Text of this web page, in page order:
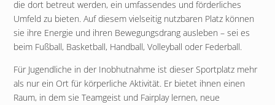
die dort betreut werden, ein umfassendes und förderliches
Umfeld zu bieten. Auf diesem vielseitig nutzbaren Platz können
sie ihre Energie und ihren Bewegungsdrang ausleben – sei es
beim Fußball, Basketball, Handball, Volleyball oder Federball.
Für Jugendliche in der Inobhutnahme ist dieser Sportplatz mehr
als nur ein Ort für körperliche Aktivität. Er bietet ihnen einen
Raum, in dem sie Teamgeist und Fairplay lernen, neue